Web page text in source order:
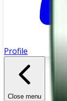
Profile
Close menu